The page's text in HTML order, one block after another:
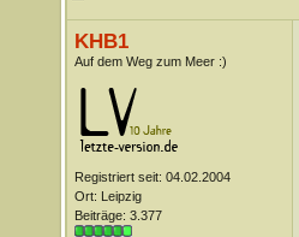
KHB1
Auf dem Weg zum Meer :)
Registriert seit: 04.02.2004
Ort: Leipzig
Beiträge: 3.377